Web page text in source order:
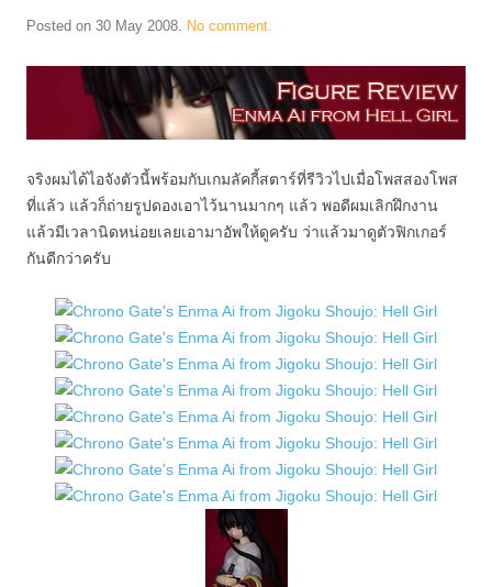
Posted on 30 May 2008. No comment.
จริงผมได้ไอจังตัวนี้พร้อมกับเกมลัคกี้สตาร์ที่รีวิวไปเมื่อโพสสองโพส
ที่แล้ว แล้วก็ถ่ายรูปดองเอาไว้นานมากๆ แล้ว พอดีผมเลิกฝึกงาน
แล้วมีเวลานิดหน่อยเลยเอามาอัพให้ดูครับ ว่าแล้วมาดูตัวฟิกเกอร์
กันดีกว่าครับ